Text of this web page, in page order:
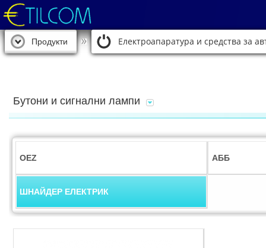
Продукти Електроапаратура и средства за
Бутони и сигнални лампи
OEZ АББ
ШНАЙДЕР ЕЛЕКТРИК